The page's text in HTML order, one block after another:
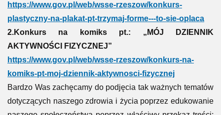
https://www.gov.pl/web/wsse-rzeszow/konkurs-
plastyczny-na-plakat-pt-trzymaj-forme---to-sie-oplaca
2.Konkurs na komiks pt.: „MÓJ DZIENNIK
AKTYWNOŚCI FIZYCZNEJ”
https://www.gov.pl/web/wsse-rzeszow/konkurs-na-
komiks-pt-moj-dziennik-aktywnosci-fizycznej
Bardzo Was zachęcamy do podjęcia tak ważnych tematów
dotyczących naszego zdrowia i życia poprzez edukowanie